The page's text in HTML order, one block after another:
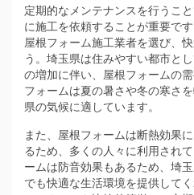
定期的なメンテナンスを行うこ
に施工を依頼することが重要で
屋根フォーム施工業者を選び、
う。埼玉県は住みやすい都市と
の増加に伴い、屋根フォームの
フォームは夏の暑さや冬の寒さ
県の気候に適しています。
また、屋根フォームは断熱効果
るため、多くの人々に利用され
ームは防音効果もあるため、埼
でも快適な生活環境を提供して